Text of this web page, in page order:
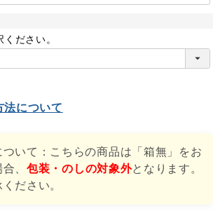
ださい。
について
いて：こちらの商品は「箱無」をお
、 包装・のしの対象外となります。
ださい。